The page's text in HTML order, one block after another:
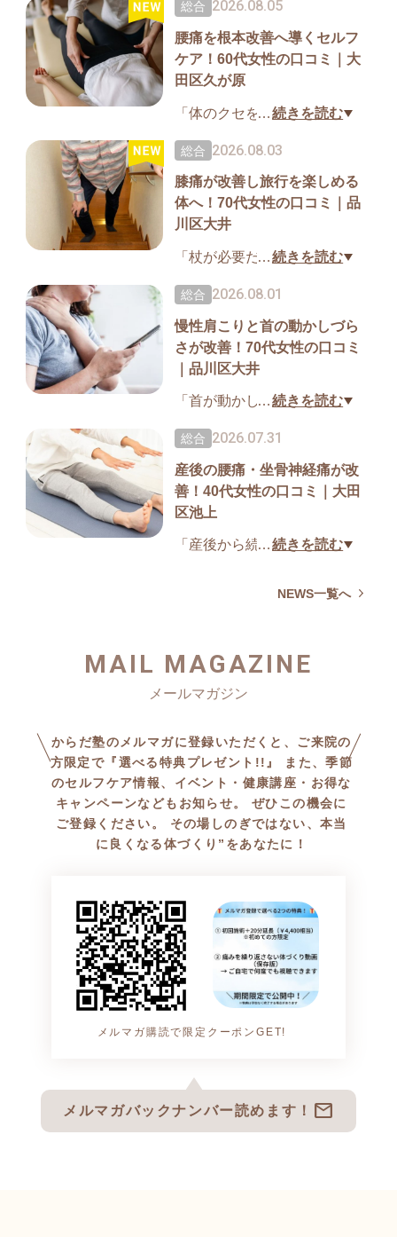
り、自宅でもセルフケアを続
けられるようになりました」
と嬉しい口コミをいただきま
した。
大田区池上の理学療法士によ
る整体院「からだ塾」では、
整体と一人ひとりに合ったト
レーニング・LINE動画サポー
トで根本改善を目指します。
詳しい改善事例をご覧くださ
い。
▼詳細はこちら
https://karadajyuku-selfcare.co
m/voices/post-2863-2-2-4-3-2-2
-3.html
総合 2026.08.05
腰痛を根本改善へ導くセルフ
ケア！60代女性の口コミ｜大
田区久が原
「体のクセを見抜いた施術と
動画付きセルフケアで、自宅
や職場でも続けられ、根本改
善を目指せるようになりまし
た」と嬉しい口コミをいただ
きました。
大田区池上の理学療法士によ
整体だけでなく、一人ひとり
に合わせたセルフケアまで丁
寧にサポート。繰り返す腰痛
でお悩みの方はぜひ改善事例
をご覧ください。
▼詳細はこちら
https://karadajyuku-selfcare.co
m/voices/post-2863-2-2-4-3-2-2
-2.html
…続きを読む
総合 2026.08.03
膝痛が改善し旅行を楽しめる
体へ！70代女性の口コミ｜品
川区大井
「杖が必要だった膝の痛みが
うになりました」と嬉しい口
コミをいただきました。
大田区池上の理学療法士によ
る整体院「からだ塾」では、
整体とセルフケア、LINEでの
せ、再発予防までサポート。
諦めていた旅行を目指せるよ
うになった改善事例です。
▼詳細はこちら
m/voices/post-2640-2-3-2-2-2-2
…続きを読む
総合 2026.08.01
慢性肩こりと首の動かしづら
さが改善！70代女性の口コミ
｜品川区大井
「首が動かしやすくなり、自
続けられるようになりまし
た」と嬉しい口コミをいただ
きました。
大田区池上の理学療法士によ
る整体院「からだ塾」では、
E動画によるセルフケア指導で
はぜひ改善事例をご覧くださ
い。
▼詳細はこちら
https://karadajyuku-selfcare.co
m/voices/post-2640-2-4-3-2-3.h
tml
…続きを読む
総合 2026.07.31
産後の腰痛・坐骨神経痛が改
善！40代女性の口コミ｜大田
区池上
「産後から続く腰痛や坐骨神
も続けやすいセルフケアで安
だきました。
大田区池上の理学療法士によ
整体と動画付きセルフケア、LI
NEサポートで再発予防までサ
ポート。
詳しい改善事例をご覧くださ
い。
https://karadajyuku-selfcare.co
m/voices/post-2640-2-3-2-2-2-2
-2-2-3.html
…続きを読む
NEWS一覧へ
MAIL MAGAZINE
からだ塾のメルマガに登録いただくと、ご来院の
方限定で『選べる特典プレゼント!!』 また、季節
のセルフケア情報、イベント・健康講座・お得な
キャンペーンなどもお知らせ。 ぜひこの機会に
ご登録ください。 その場しのぎではない、本当
に良くなる体づくり”をあなたに！
メルマガ購読で限定クーポンGET!
メルマガバックナンバー読めます！ mail